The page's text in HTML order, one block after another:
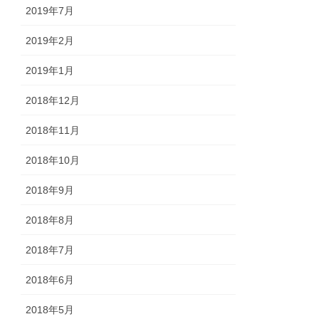
2019年7月
2019年2月
2019年1月
2018年12月
2018年11月
2018年10月
2018年9月
2018年8月
2018年7月
2018年6月
2018年5月